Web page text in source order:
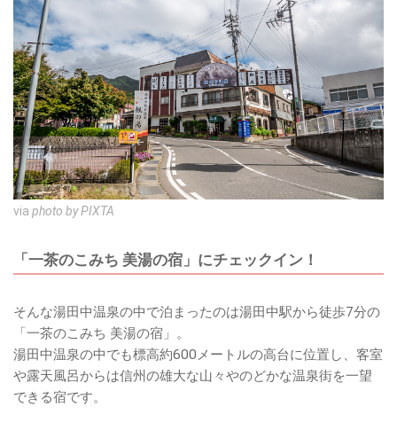
via photo by PIXTA
「一茶のこみち 美湯の宿」にチェックイン！
そんな湯田中温泉の中で泊まったのは湯田中駅から徒歩7分の
「一茶のこみち 美湯の宿」。
湯田中温泉の中でも標高約600メートルの高台に位置し、客室
や露天風呂からは信州の雄大な山々やのどかな温泉街を一望
できる宿です。